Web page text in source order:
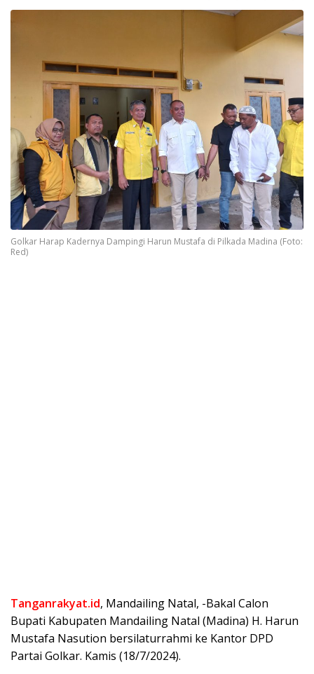
Golkar Harap Kadernya Dampingi Harun Mustafa di Pilkada Madina (Foto:
Red)
Tanganrakyat.id, Mandailing Natal, -Bakal Calon
Bupati Kabupaten Mandailing Natal (Madina) H. Harun
Mustafa Nasution bersilaturrahmi ke Kantor DPD
Partai Golkar. Kamis (18/7/2024).